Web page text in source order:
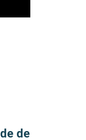
de